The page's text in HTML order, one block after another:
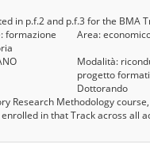
in p.f.2 and p.f.3 for the BMA
formazione
Area:
Modalità:
progetto
Dottorando
Research Methodology
in that Track across all